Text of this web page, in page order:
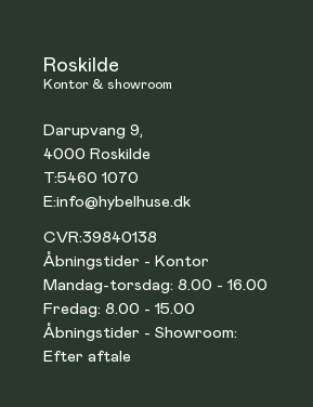
Roskilde
Kontor & showroom
Darupvang 9,
4000 Roskilde
T:5460 1070
E:info@hybelhuse.dk
CVR:39840138
Åbningstider - Kontor
Mandag-torsdag: 8.00 - 16.00
Fredag: 8.00 - 15.00
Åbningstider - Showroom:
Efter aftale